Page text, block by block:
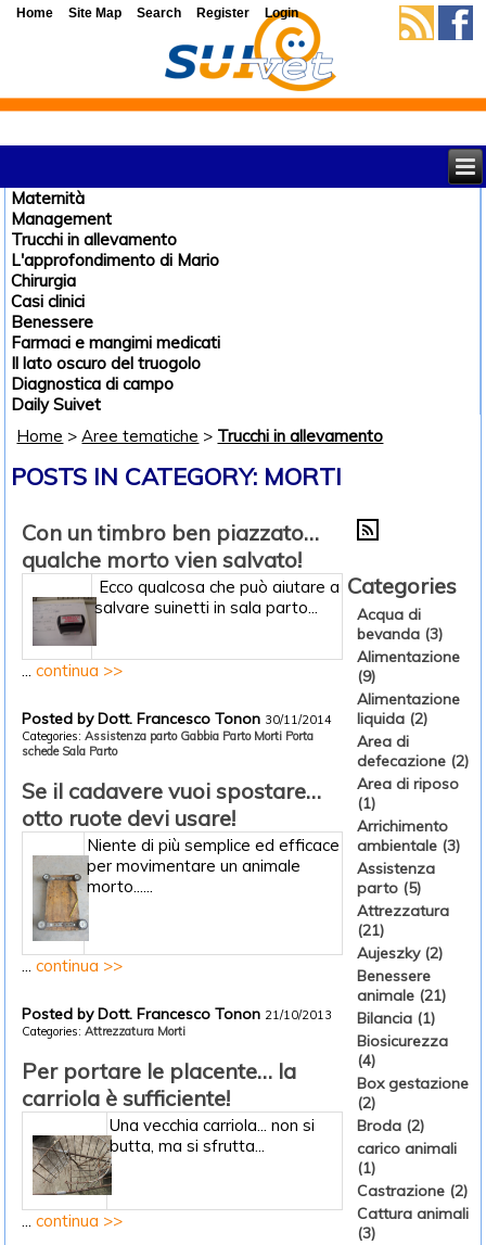
Maternità
Management
Trucchi in allevamento
L'approfondimento di Mario
Chirurgia
Casi clinici
Benessere
Farmaci e mangimi medicati
Il lato oscuro del truogolo
Diagnostica di campo
Daily Suivet
Home >Aree tematiche > Trucchi in allevamento
POSTS IN CATEGORY: MORTI
Con un timbro ben piazzato…
qualche morto vien salvato!
Ecco qualcosa che può aiutare a
salvare suinetti in sala parto...
...continua >>
Posted by Dott. Francesco Tonon 30/11/2014
Categories:Assistenza parto Gabbia Parto Morti Porta
schede Sala Parto
Se il cadavere vuoi spostare…
otto ruote devi usare!
Niente di più semplice ed efficace
per movimentare un animale
morto......
...continua >>
Posted by Dott. Francesco Tonon 21/10/2013
Categories:Attrezzatura Morti
Per portare le placente… la
carriola è sufficiente!
Una vecchia carriola... non si
butta, ma si sfrutta...
...continua >>
Categories
Acqua di
bevanda (3)
Alimentazione
(9)
Alimentazione
liquida (2)
Area di
defecazione (2)
Area di riposo
(1)
Arrichimento
ambientale (3)
Assistenza
parto (5)
Attrezzatura
(21)
Aujeszky (2)
Benessere
animale (21)
Bilancia (1)
Biosicurezza
(4)
Box gestazione
(2)
Broda (2)
carico animali
(1)
Castrazione (2)
Cattura animali
(3)
Home Site Map Search Register Login